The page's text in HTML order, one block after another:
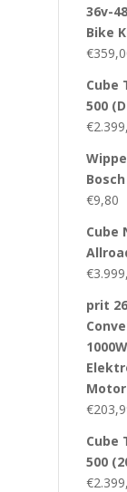
36v-
Bike
€
Cube
500
€
€9,80
Cube
€
prit
Motor
€
Cube
500
€